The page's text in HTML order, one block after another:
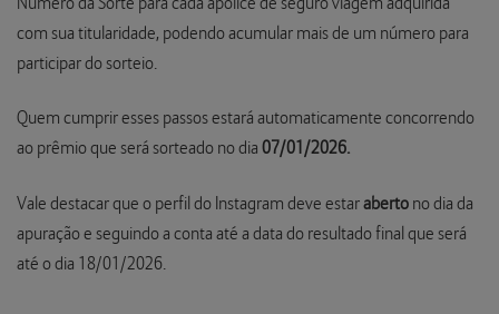
com sua titularidade, podendo acumular mais de um número para
participar do sorteio.
Quem cumprir esses passos estará automaticamente concorrendo
ao prêmio que será sorteado no dia07/01/2026.
Vale destacar que o perfil do Instagram deve estarabertono dia da
apuração e seguindo a conta até a data do resultado final que será
até o dia 18/01/2026.